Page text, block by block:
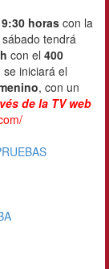
horas con la
tendrá
con el 400
se iniciará el
, con un
de la TV web